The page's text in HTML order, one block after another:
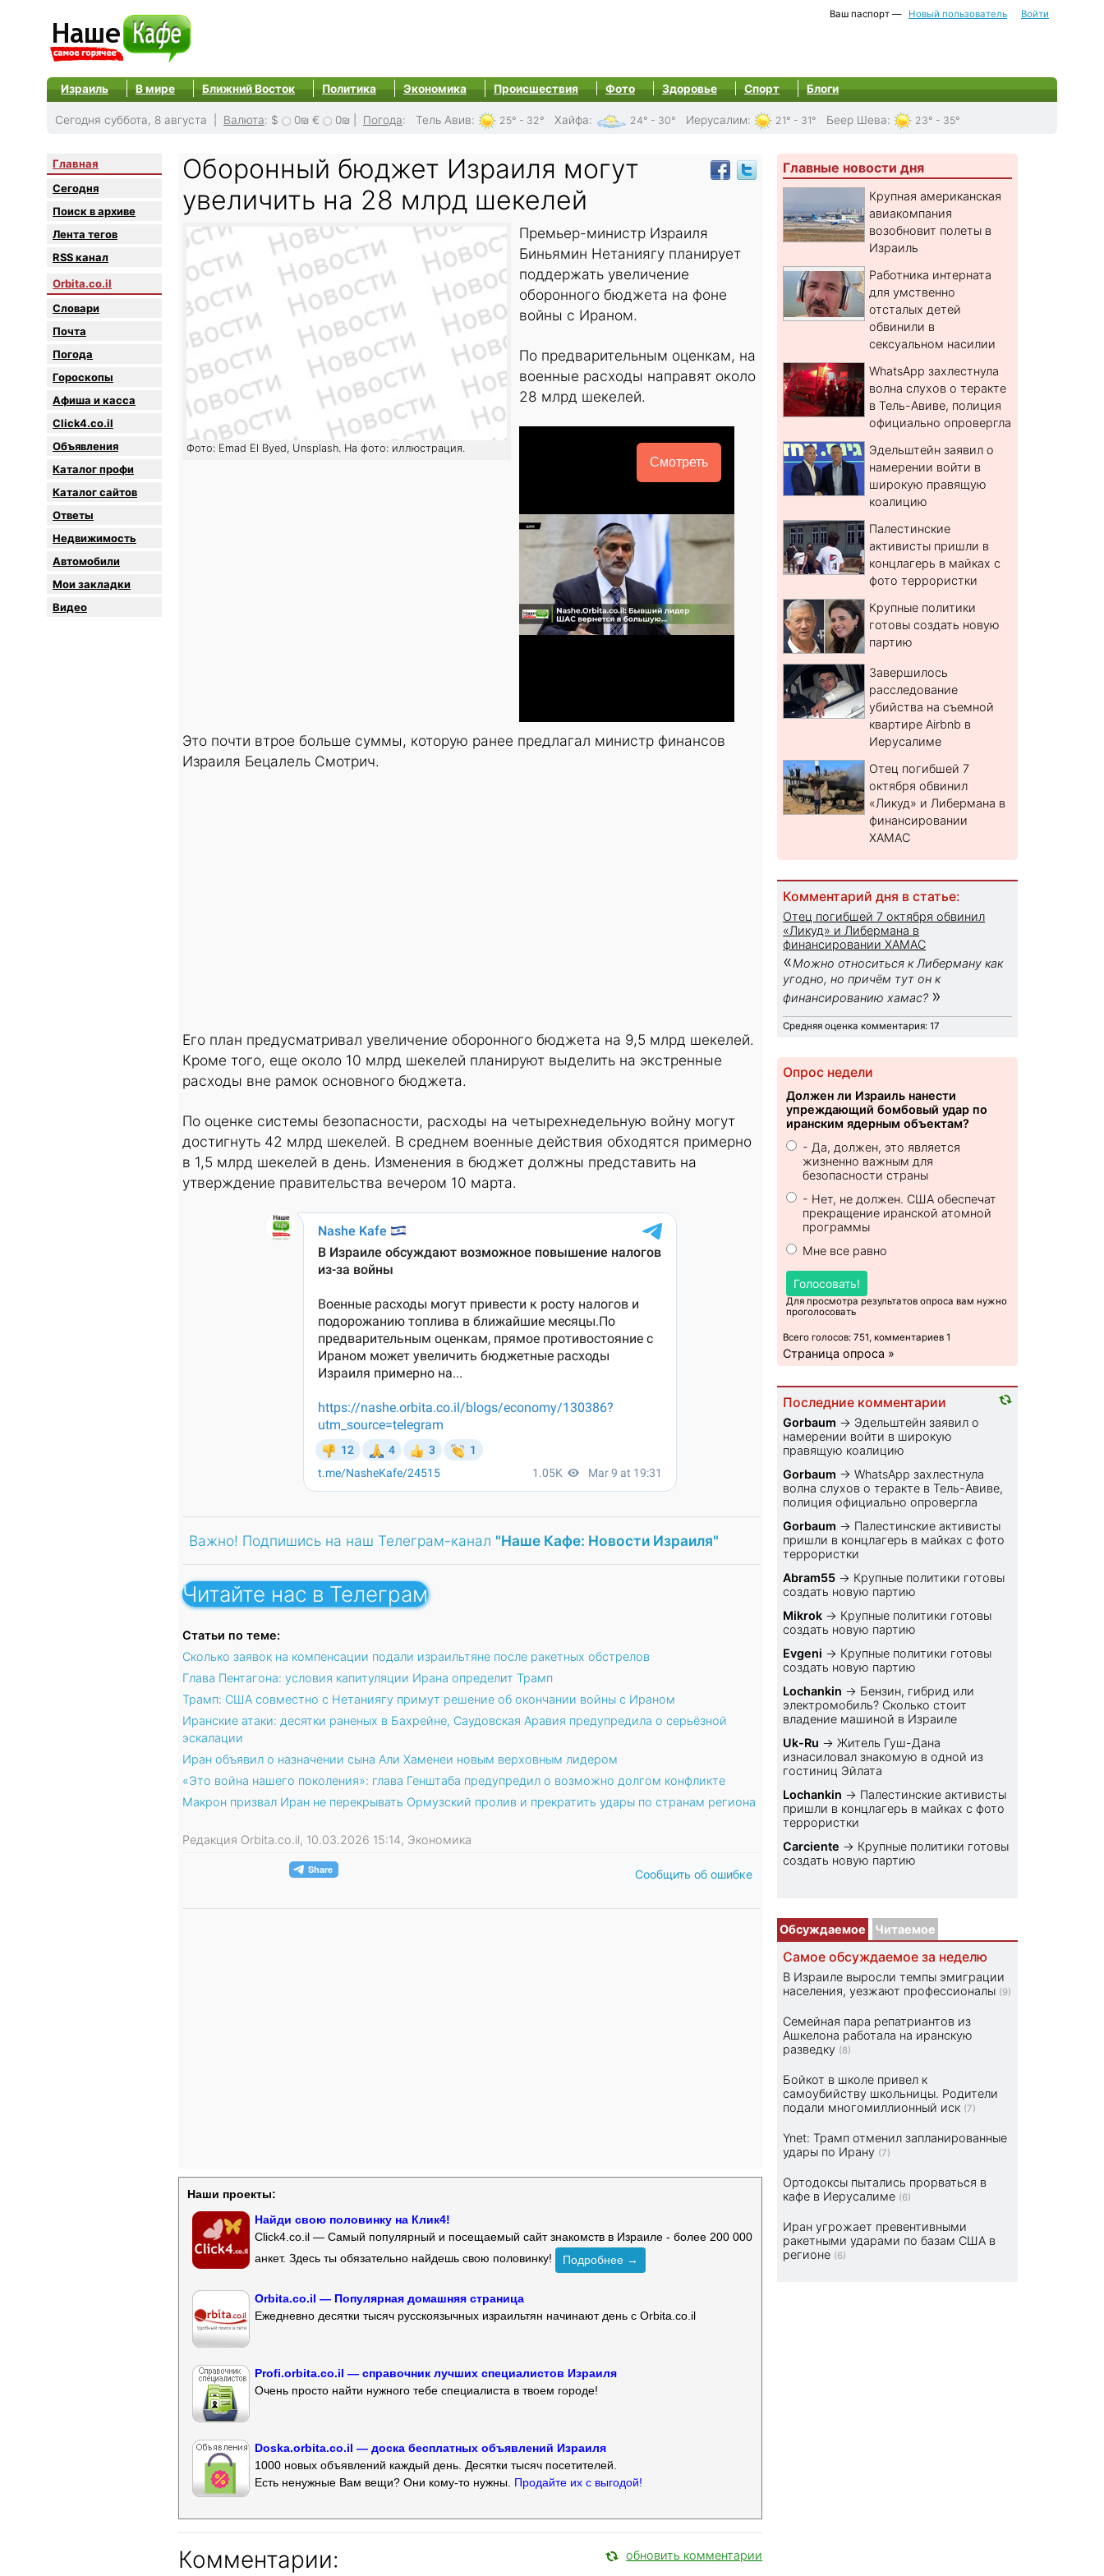
Ваш паспорт — Новый пользователь Войти
Израиль В мире Ближний Восток Политика Экономика Происшествия Фото Здоровье Спорт Блоги
Сегодня суббота, 8 августа | Валюта: $ 0₪ € 0₪ Погода: Тель Авив: 25° - 32° Хайфа: 24° - 30° Иерусалим: 21° - 31° Беер Шева: 23° - 35°
Главная
Сегодня
Поиск в архиве
Лента тегов
RSS канал
Orbita.co.il
Словари
Почта
Погода
Гороскопы
Афиша и касса
Click4.co.il
Объявления
Каталог профи
Каталог сайтов
Oтветы
Недвижимость
Автомобили
Мои закладки
Видео
Оборонный бюджет Израиля могут
увеличить на 28 млрд шекелей
Фото: Emad El Byed, Unsplash. На фото: иллюстрация.
Премьер-министр Израиля
Биньямин Нетаниягу планирует
поддержать увеличение
оборонного бюджета на фоне
войны с Ираном.
По предварительным оценкам, на
военные расходы направят около
28 млрд шекелей.
Смотреть
Это почти втрое больше суммы, которую ранее предлагал министр финансов
Израиля Бецалель Смотрич.
Его план предусматривал увеличение оборонного бюджета на 9,5 млрд шекелей.
Кроме того, еще около 10 млрд шекелей планируют выделить на экстренные
расходы вне рамок основного бюджета.
По оценке системы безопасности, расходы на четырехнедельную войну могут
достигнуть 42 млрд шекелей. В среднем военные действия обходятся примерно
в 1,5 млрд шекелей в день. Изменения в бюджет должны представить на
утверждение правительства вечером 10 марта.
Важно! Подпишись на наш Телеграм-канал "Наше Кафе: Новости Израиля"
Читайте нас в Телеграм
Статьи по теме:
Сколько заявок на компенсации подали израильтяне после ракетных обстрелов
Глава Пентагона: условия капитуляции Ирана определит Трамп
Трамп: США совместно с Нетаниягу примут решение об окончании войны с Ираном
Иранские атаки: десятки раненых в Бахрейне, Саудовская Аравия предупредила о серьёзной
эскалации
Иран объявил о назначении сына Али Хаменеи новым верховным лидером
«Это война нашего поколения»: глава Генштаба предупредил о возможно долгом конфликте
Макрон призвал Иран не перекрывать Ормузский пролив и прекратить удары по странам региона
Редакция Orbita.co.il, 10.03.2026 15:14, Экономика
Сообщить об ошибке
Наши проекты:
Найди свою половинку на Клик4!
Click4.co.il — Самый популярный и посещаемый сайт знакомств в Израиле - более 200 000
анкет. Здесь ты обязательно найдешь свою половинку!
Подробнее →
Orbita.co.il — Популярная домашняя страница
Ежедневно десятки тысяч русскоязычных израильтян начинают день с Orbita.co.il
Profi.orbita.co.il — справочник лучших специалистов Израиля
Очень просто найти нужного тебе специалиста в твоем городе!
Doska.orbita.co.il — доска бесплатных объявлений Израиля
1000 новых объявлений каждый день. Десятки тысяч посетителей.
Есть ненужные Вам вещи? Они кому-то нужны. Продайте их с выгодой!
Комментарии: обновить комментарии
Главные новости дня
Крупная американская
авиакомпания
возобновит полеты в
Израиль
Работника интерната
для умственно
отсталых детей
обвинили в
сексуальном насилии
WhatsApp захлестнула
волна слухов о теракте
в Тель-Авиве, полиция
официально опровергла
Эдельштейн заявил о
намерении войти в
широкую правящую
коалицию
Палестинские
активисты пришли в
концлагерь в майках с
фото террористки
Крупные политики
готовы создать новую
партию
Завершилось
расследование
убийства на съемной
квартире Airbnb в
Иерусалиме
Отец погибшей 7
октября обвинил
«Ликуд» и Либермана в
финансировании
ХАМАС
Комментарий дня в статье:
Отец погибшей 7 октября обвинил
«Ликуд» и Либермана в
финансировании ХАМАС
«Можно относиться к Либерману как
угодно, но причём тут он к
финансированию хамас? »
Средняя оценка комментария: 17
Опрос недели
Должен ли Израиль нанести
упреждающий бомбовый удар по
иранским ядерным объектам?
- Да, должен, это является
жизненно важным для
безопасности страны
- Нет, не должен. США обеспечат
прекращение иранской атомной
программы
Мне все равно
Голосовать!
Для просмотра результатов опроса вам нужно
проголосовать
Всего голосов: 751, комментариев 1
Страница опроса »
Последние комментарии
Gorbaum → Эдельштейн заявил о
намерении войти в широкую
правящую коалицию
Gorbaum →WhatsApp захлестнула
волна слухов о теракте в Тель-Авиве,
полиция официально опровергла
Gorbaum → Палестинские активисты
пришли в концлагерь в майках с фото
террористки
Abram55 → Крупные политики готовы
создать новую партию
Mikrok → Крупные политики готовы
создать новую партию
Evgeni → Крупные политики готовы
создать новую партию
Lochankin → Бензин, гибрид или
электромобиль? Cколько стоит
владение машиной в Израиле
Uk-Ru → Житель Гуш-Дана
изнасиловал знакомую в одной из
гостиниц Эйлата
Lochankin → Палестинские активисты
пришли в концлагерь в майках с фото
террористки
Carciente → Крупные политики готовы
создать новую партию
Обсуждаемое Читаемое
Самое обсуждаемое за неделю
В Израиле выросли темпы эмиграции
населения, уезжают профессионалы (9)
Семейная пара репатриантов из
Ашкелона работала на иранскую
разведку (8)
Бойкот в школе привел к
самоубийству школьницы. Родители
подали многомиллионный иск (7)
Ynet: Трамп отменил запланированные
удары по Ирану (7)
Ортодоксы пытались прорваться в
кафе в Иерусалиме (6)
Иран угрожает превентивными
ракетными ударами по базам США в
регионе (6)